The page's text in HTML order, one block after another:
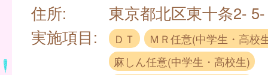
住所:
東京都北区東十条2-
実施項目:
ＤＴ
ＭＲ任意(中学生・高校
麻しん任意(中学生・高校生)